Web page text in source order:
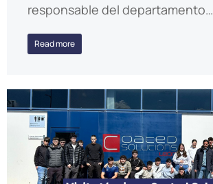
responsable del departamento…
Read more